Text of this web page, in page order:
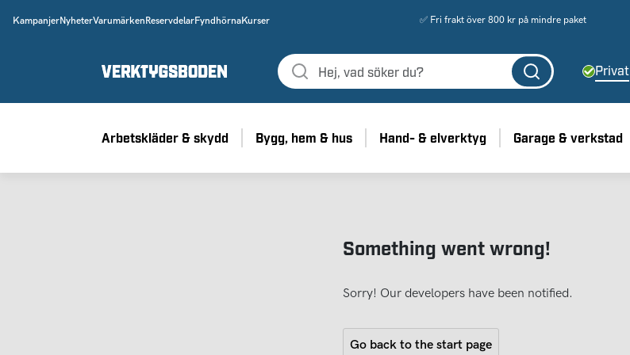
KampanjerNyheterVarumärken ReservdelarFyndhörnaKurser ✅ Fri frakt över 800 kr på mindre paket
Privat
Arbetskläder & skydd Bygg, hem & hus Hand- & elverktyg Garage & verkstad
Something went wrong!
Sorry! Our developers have been notified.
Go back to the start page